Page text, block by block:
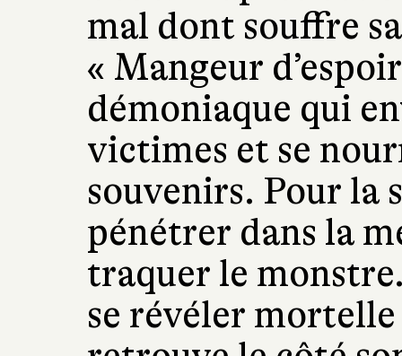
mal dont souffre
« Mangeur
démoniaque qui
victimes et se
souvenirs. Pour la
pénétrer dans la
traquer le
se révéler